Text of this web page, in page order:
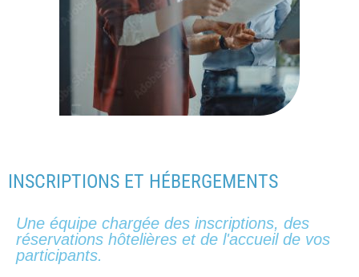
INSCRIPTIONS ET HÉBERGEMENTS
Une équipe chargée des inscriptions, des
réservations hôtelières et de l'accueil de vos
participants.